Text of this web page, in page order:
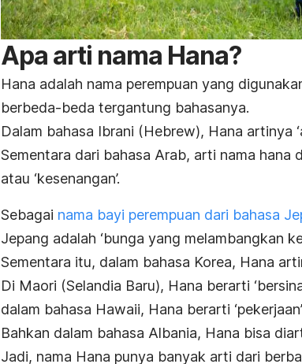
Apa arti nama Hana?
Hana adalah nama perempuan yang
berbeda-beda tergantung bahasanya.
Dalam bahasa Ibrani (Hebrew), Hana artinya
Sementara dari bahasa Arab, arti nama hana
atau ‘kesenangan’.
Sebagai nama bayi perempuan dari bahasa
Jepang adalah ‘bunga yang melambangkan
Sementara itu, dalam bahasa Korea, Hana
Di Maori (Selandia Baru), Hana berarti
dalam bahasa Hawaii, Hana berarti
Bahkan dalam bahasa Albania, Hana bisa
Jadi, nama Hana punya banyak arti dari